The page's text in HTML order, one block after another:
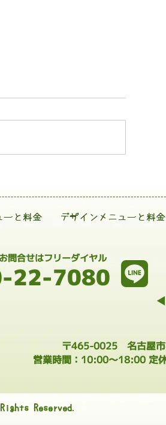
ーと料金 デザインメニューと料金
22-7080
問合せはフリーダイヤル
〒465-0025 名古屋市
営業時間：10:00～18:00 定
Reserved.